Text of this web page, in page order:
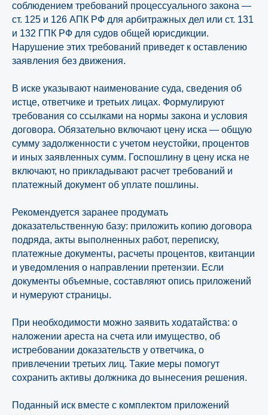
соблюдением требований процессуального закона —
ст. 125 и 126 АПК РФ для арбитражных дел или ст. 131
и 132 ГПК РФ для судов общей юрисдикции.
Нарушение этих требований приведет к оставлению
заявления без движения.
В иске указывают наименование суда, сведения об
истце, ответчике и третьих лицах. Формулируют
требования со ссылками на нормы закона и условия
договора. Обязательно включают цену иска — общую
сумму задолженности с учетом неустойки, процентов
и иных заявленных сумм. Госпошлину в цену иска не
включают, но прикладывают расчет требований и
платежный документ об уплате пошлины.
Рекомендуется заранее продумать
доказательственную базу: приложить копию договора
подряда, акты выполненных работ, переписку,
платежные документы, расчеты процентов, квитанции
и уведомления о направлении претензии. Если
документы объемные, составляют опись приложений
и нумеруют страницы.
При необходимости можно заявить ходатайства: о
наложении ареста на счета или имущество, об
истребовании доказательств у ответчика, о
привлечении третьих лиц. Такие меры помогут
сохранить активы должника до вынесения решения.
Поданный иск вместе с комплектом приложений
Подробнее
Комплексное сопровождение
подрядных споров
от «ЮрТехКонсалт»